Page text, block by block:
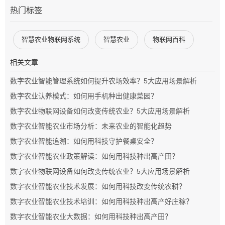
热门标签
智慧农业物联网系统 智慧农业 物联网百科
相关文章
数字农业智能管理系统如何提升农场效率？5大应用场景解析
数字农业认养模式：如何用手机种出健康菜园？
数字农业物联网设备如何改变传统农业？5大应用场景解析
数字农业智能农业市场分析：未来农业的智能化趋势
数字农业智能追溯：如何用科技守护餐桌安全？
数字农业智能农业政策解读：如何用科技种出高产田？
数字农业物联网设备如何改变传统农业？5大应用场景解析
数字农业智能农业技术发展：如何用科技改变传统农耕？
数字农业智能农业技术培训：如何用科技种出高产好庄稼？
数字农业智能农业大数据：如何用科技种出高产田？